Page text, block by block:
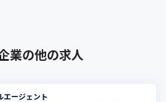
業の他の求人
エージェント